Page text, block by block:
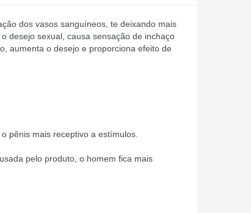
dos vasos sanguíneos, te deixando mais
desejo sexual, causa sensação de inchaço
aumenta o desejo e proporciona efeito de
pênis mais receptivo a estímulos.
pelo produto, o homem fica mais